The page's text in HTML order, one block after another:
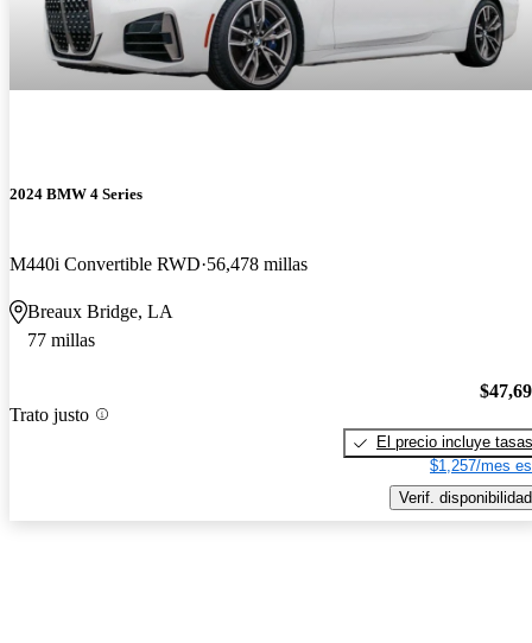
2024 BMW 4 Series
M440i Convertible RWD 56,478 millas
Breaux Bridge, LA
77 millas
Trato justo
El precio incluye tasas
$1,257/mes
Verif. disponibilidad